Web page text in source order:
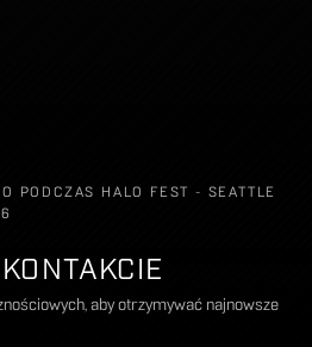
PODCZAS HALO FEST - SEATTLE
aby otrzymywać najnowsze